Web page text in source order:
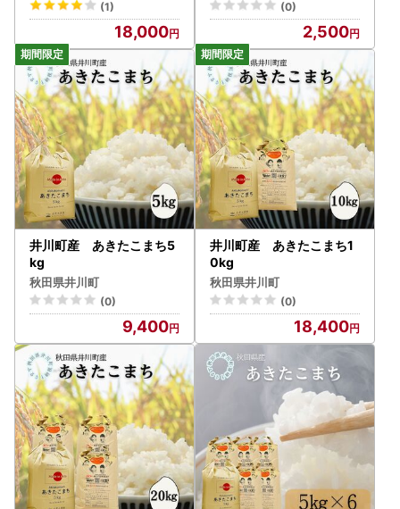
(1)
18,000
(0)
2,500
井川町産 あきたこまち5
kg
秋田県井川町
(0)
9,400
井川町産 あきたこまち1
0kg
秋田県井川町
(0)
18,400